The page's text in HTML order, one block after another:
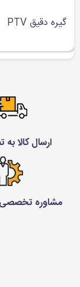
گیره دقیق PTV
ارسال کالا به
مشاوره